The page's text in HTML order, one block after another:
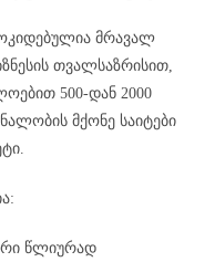
მრავალ
თვალსაზრისით,
500-დან 2000
მქონე საიტები
წლიურად